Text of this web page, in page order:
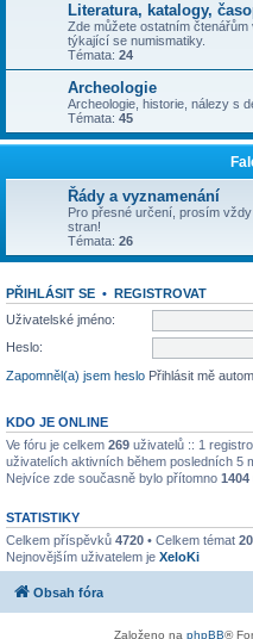
Literatura, katalogy,
Zde můžete ostatním
týkající se numismatiky.
Témata: 24
Archeologie
Archeologie, historie, nálezy s
Témata: 45
Řády a vyznamenání
Pro přesné určení, prosím
stran!
Témata: 26
PŘIHLÁSIT SE • REGISTROVAT
Uživatelské jméno:
Heslo:
Zapomněl(a) jsem heslo Přihlásit mě
KDO JE ONLINE
Ve fóru je celkem 269 uživatelů :: 1
uživatelích aktivních během posledních 5
Nejvíce zde současně bylo přítomno 1404
STATISTIKY
Celkem příspěvků 4720 • Celkem témat
Nejnovějším uživatelem je XeloKi
Obsah fóra
Založeno na phpBB®